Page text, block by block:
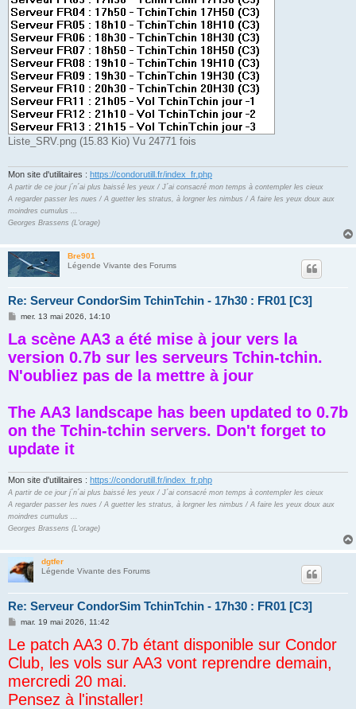
Liste_SRV.png (15.83 Kio) Vu 24771 fois
Mon site d'utilitaires : https://condorutill.fr/index_fr.php
A partir de ce jour j´n´ai plus baissé les yeux / J´ai consacré mon temps à contempler les cieux
A regarder passer les nues / A guetter les stratus, à lorgner les nimbus / A faire les yeux doux aux
moindres cumulus ...
Georges Brassens (L'orage)
Bre901
Légende Vivante des Forums
Re: Serveur CondorSim TchinTchin - 17h30 : FR01 [C3]
M
s
s
a
g
e
mer. 13 mai 2026, 14:10
La scène AA3 a été mise à jour vers la
version 0.7b sur les serveurs Tchin-tchin.
N'oubliez pas de la mettre à jour
The AA3 landscape has been updated to 0.7b
on the Tchin-tchin servers. Don't forget to
update it
Mon site d'utilitaires : https://condorutill.fr/index_fr.php
A partir de ce jour j´n´ai plus baissé les yeux / J´ai consacré mon temps à contempler les cieux
A regarder passer les nues / A guetter les stratus, à lorgner les nimbus / A faire les yeux doux aux
moindres cumulus ...
Georges Brassens (L'orage)
dgtfer
Légende Vivante des Forums
Re: Serveur CondorSim TchinTchin - 17h30 : FR01 [C3]
M
s
s
a
g
e
mar. 19 mai 2026, 11:42
Le patch AA3 0.7b étant disponible sur Condor
Club, les vols sur AA3 vont reprendre demain,
mercredi 20 mai.
Pensez à l'installer!